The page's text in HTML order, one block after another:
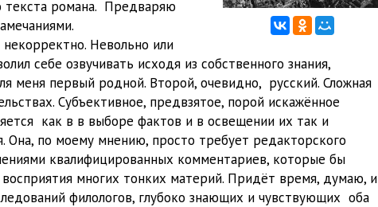
25:56
текста романа. Предваряю
Невольно или
себе озвучивать исходя из собственного знания,
меня первый родной. Второй, очевидно, русский. Сложная
Субъективное, предвзятое, порой искажённое
как в в выборе фактов и в освещении их так и
Она, по моему мнению, просто требует редакторского
квалифицированных комментариев, которые бы
многих тонких материй. Придёт время, думаю, и
филологов, глубоко знающих и чувствующих оба